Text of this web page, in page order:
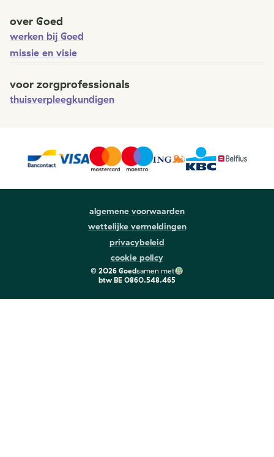
over Goed
werken bij Goed
missie en visie
voor zorgprofessionals
thuisverpleegkundigen
algemene voorwaarden
wettelijke vermeldingen
privacybeleid
cookie policy
© 2026Goedsamen met
btw BE 0860.548.465